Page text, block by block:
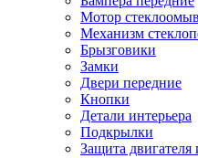
Мотор
Механизм
Брызговики
Замки
Двери передние
Кнопки
Детали интерьера
Подкрылки
Защита